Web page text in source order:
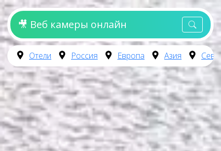
🎥 Веб камеры онлайн
Отели Россия Европа Азия